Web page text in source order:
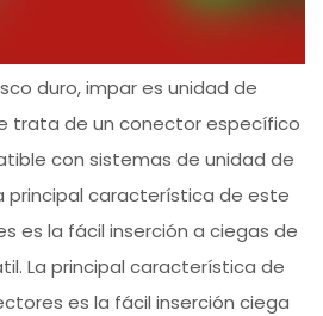
duro, impar es unidad de
trata de un conector específico
con sistemas de unidad de
principal característica de este
es la fácil inserción a ciegas de
La principal característica de
es la fácil inserción ciega